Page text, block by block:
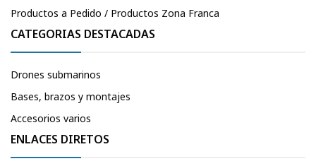
Productos a Pedido / Productos Zona Franca
CATEGORIAS DESTACADAS
Drones submarinos
Bases, brazos y montajes
Accesorios varios
ENLACES DIRETOS